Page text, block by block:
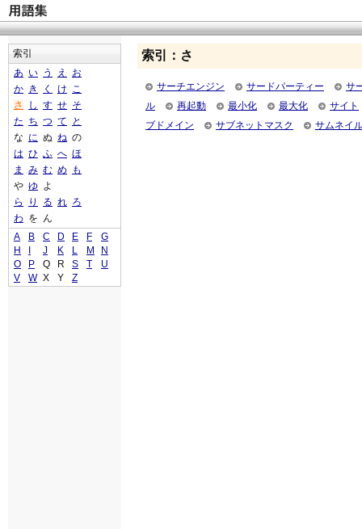
索引：さ
サーチエンジン サードパーティー
サ
ル
再起動 最小化 最大化
サイト
ブドメイン
サブネットマスク サムネイ
索引
あ い う え
お
か き く け こ
さ
し す せ そ
た ち つ て
と
な に ぬ ね の
は ひ ふ へ ほ
ま
み む め
も
や ゆ よ
ら
り る れ ろ
わ を ん
A
B C D E F
G
H
J K L M
N
O
P Q R S T
U
V
W X Y Z